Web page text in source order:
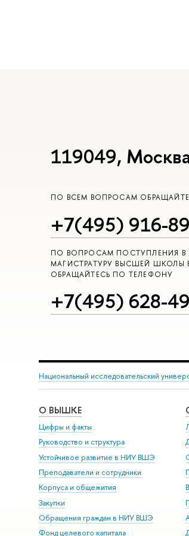
119049,
ПО ВСЕМ ВОПРОСАМ
+7(495) 916-
ПО ВОПРОСАМ ПОСТУПЛЕНИЯ В
МАГИСТРАТУРУ ВЫСШЕЙ ШКОЛЫ
ОБРАЩАЙТЕСЬ ПО ТЕЛЕФОНУ
+7(495) 628-
Национальный исследовательский
О ВЫШКЕ
Цифры и факты
Руководство и структура
Устойчивое развитие в НИУ ВШЭ
Преподаватели и сотрудники
Корпуса и общежития
Закупки
Обращения граждан в НИУ ВШЭ
Фонд целевого капитала